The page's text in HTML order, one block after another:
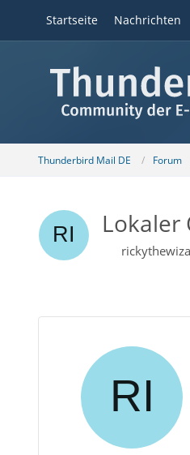
Startseite Nachrichten
Thunderbird Mail DE Forum
Lokaler